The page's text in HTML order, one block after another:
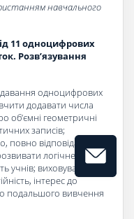
навчального
11 одноцифрових
Розв’язування
одноцифрових
додавати числа
об’ємні геометричні
записів;
повно відповідати на
логічне
учнів; виховувати
інтерес до
подальшого вивчення